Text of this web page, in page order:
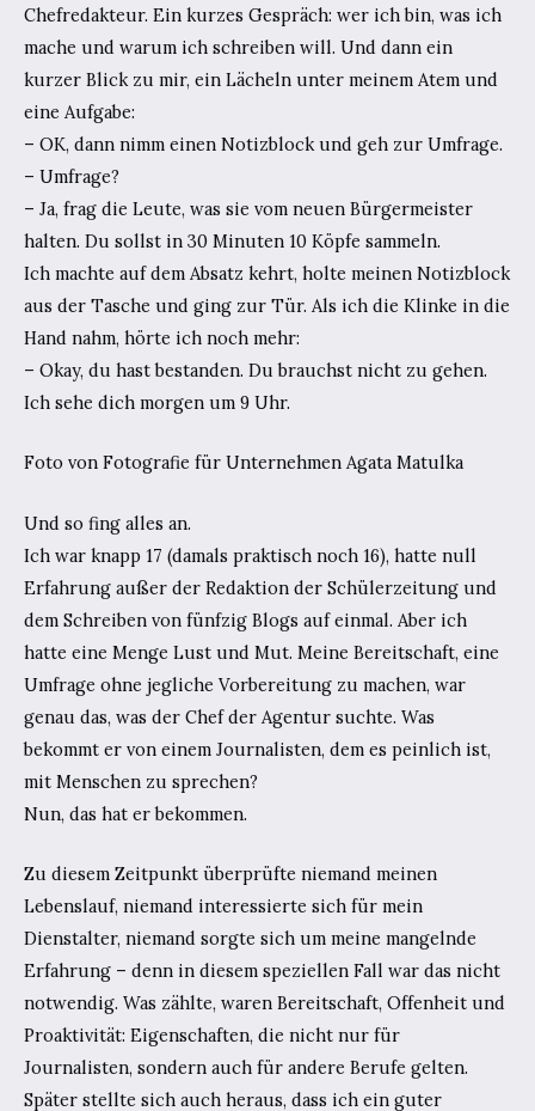
Chefredakteur. Ein kurzes Gespräch: wer ich bin, was ich
mache und warum ich schreiben will. Und dann ein
kurzer Blick zu mir, ein Lächeln unter meinem Atem und
eine Aufgabe:
– OK, dann nimm einen Notizblock und geh zur Umfrage.
– Umfrage?
– Ja, frag die Leute, was sie vom neuen Bürgermeister
halten. Du sollst in 30 Minuten 10 Köpfe sammeln.
Ich machte auf dem Absatz kehrt, holte meinen Notizblock
aus der Tasche und ging zur Tür. Als ich die Klinke in die
Hand nahm, hörte ich noch mehr:
– Okay, du hast bestanden. Du brauchst nicht zu gehen.
Ich sehe dich morgen um 9 Uhr.
Foto von Fotografie für Unternehmen Agata Matulka
Und so fing alles an.
Ich war knapp 17 (damals praktisch noch 16), hatte null
Erfahrung außer der Redaktion der Schülerzeitung und
dem Schreiben von fünfzig Blogs auf einmal. Aber ich
hatte eine Menge Lust und Mut. Meine Bereitschaft, eine
Umfrage ohne jegliche Vorbereitung zu machen, war
genau das, was der Chef der Agentur suchte. Was
bekommt er von einem Journalisten, dem es peinlich ist,
mit Menschen zu sprechen?
Nun, das hat er bekommen.
Zu diesem Zeitpunkt überprüfte niemand meinen
Lebenslauf, niemand interessierte sich für mein
Dienstalter, niemand sorgte sich um meine mangelnde
Erfahrung – denn in diesem speziellen Fall war das nicht
notwendig. Was zählte, waren Bereitschaft, Offenheit und
Proaktivität: Eigenschaften, die nicht nur für
Journalisten, sondern auch für andere Berufe gelten.
Später stellte sich auch heraus, dass ich ein guter